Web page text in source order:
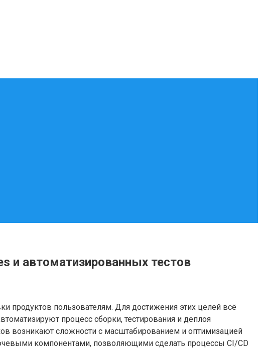
и автоматизированных тестов
продуктов пользователям. Для достижения этих целей всё
процесс сборки, тестирования и деплоя
возникают сложности с масштабированием и оптимизацией
компонентами, позволяющими сделать процессы CI/CD